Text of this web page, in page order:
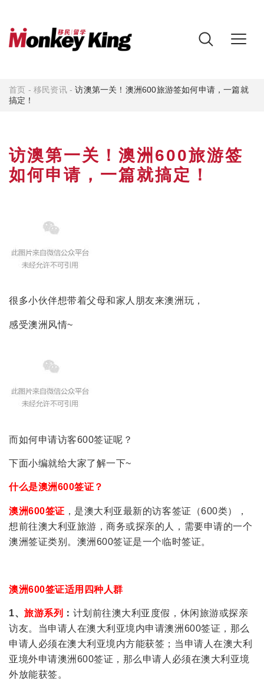
首页 -移民资讯-访澳第一关！澳洲600旅游签如何申请，一篇就
搞定！
访澳第一关！澳洲600旅游签
如何申请，一篇就搞定！
很多小伙伴想带着父母和家人朋友来澳洲玩，
感受澳洲风情~
而如何申请访客600签证呢？
下面小编就给大家了解一下~
什么是澳洲600签证？
澳洲600签证 ，是澳大利亚最新的访客签证（600类），
想前往澳大利亚旅游，商务或探亲的人，需要申请的一个
澳洲签证类别。澳洲600签证是一个临时签证。
澳洲600签证适用四种人群
1、旅游系列 ： 计划前往澳大利亚度假，休闲旅游或探亲
访友。当申请人在澳大利亚境内申请澳洲600签证，那么
申请人必须在澳大利亚境内方能获签；当申请人在澳大利
亚境外申请澳洲600签证，那么申请人必须在澳大利亚境
外放能获签。